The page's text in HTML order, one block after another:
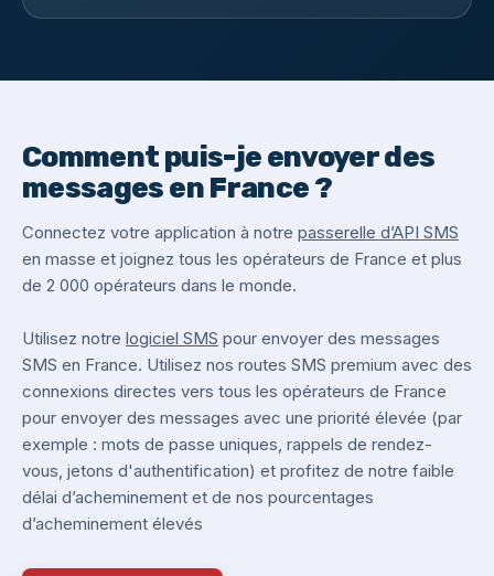
Comment puis-je envoyer des
messages en France ?
Connectez votre application à notre passerelle d’API SMS
en masse et joignez tous les opérateurs de France et plus
de 2 000 opérateurs dans le monde.
Utilisez notre logiciel SMS pour envoyer des messages
SMS en France. Utilisez nos routes SMS premium avec des
connexions directes vers tous les opérateurs de France
pour envoyer des messages avec une priorité élevée (par
exemple : mots de passe uniques, rappels de rendez-
vous, jetons d'authentification) et profitez de notre faible
délai d’acheminement et de nos pourcentages
d’acheminement élevés